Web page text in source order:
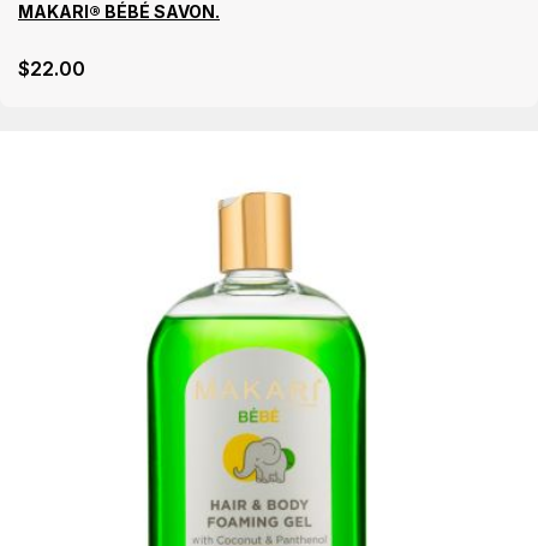
MAKARI® BÉBÉ SAVON.
$22.00